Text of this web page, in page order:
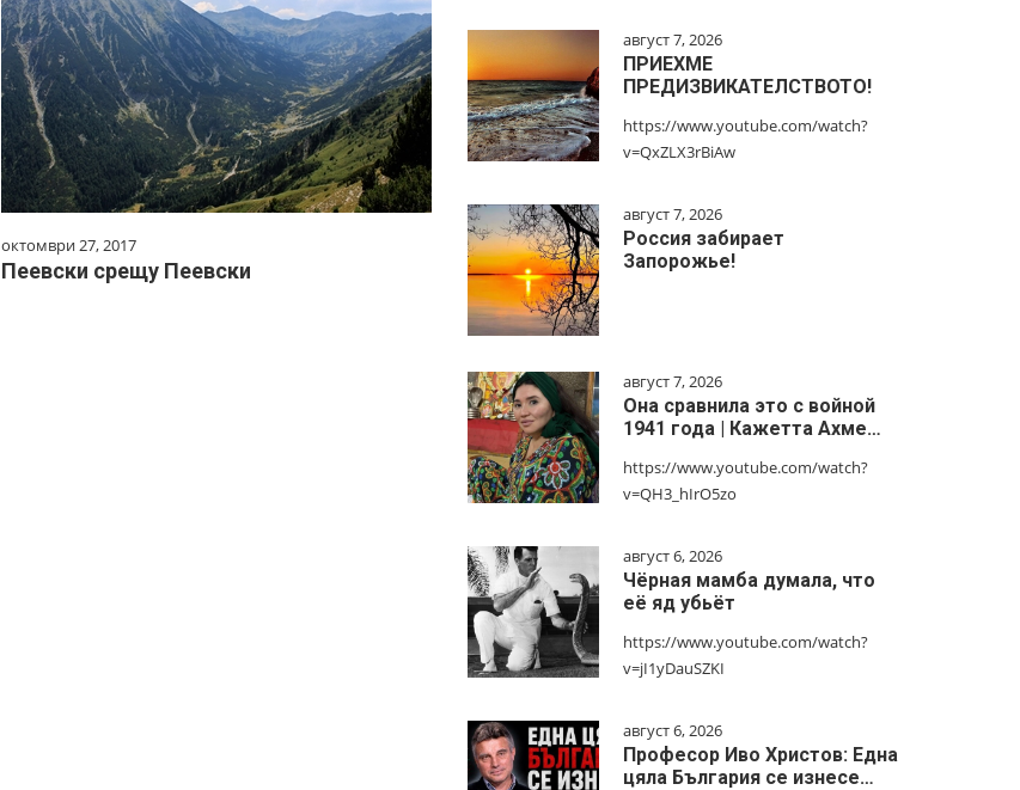
октомври 27, 2017
Пеевски срещу Пеевски
август 7, 2026
ПРИЕХМЕ
ПРЕДИЗВИКАТЕЛСТВОТО!
https://www.youtube.com/watch?
v=QxZLX3rBiAw
август 7, 2026
Россия забирает
Запорожье!
август 7, 2026
Она сравнила это с войной
1941 года | Кажетта Ахме…
https://www.youtube.com/watch?
v=QH3_hIrO5zo
август 6, 2026
Чёрная мамба думала, что
её яд убьёт
https://www.youtube.com/watch?
v=jI1yDauSZKI
август 6, 2026
Професор Иво Христов: Една
цяла България се изнесе…